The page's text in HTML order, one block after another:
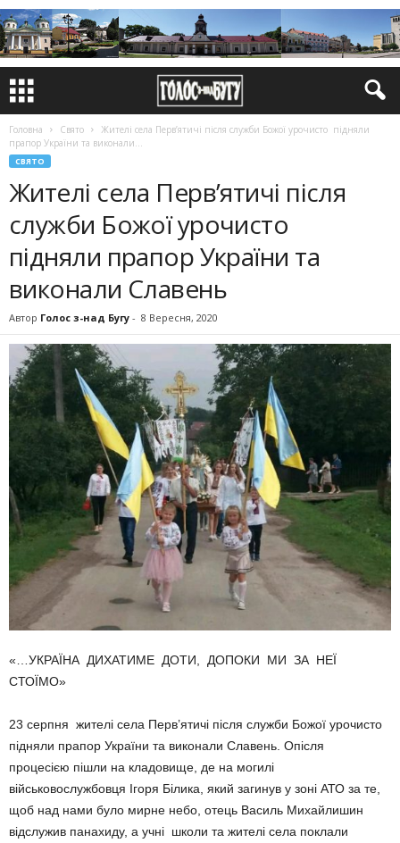
Головна Свято
Жителі села Перв’ятичі після служби Божої урочисто підняли
прапор України та виконали...
СВЯТО
Жителі села Перв’ятичі після
служби Божої урочисто
підняли прапор України та
виконали Славень
Автор Голос з-над Бугу - 8 Вересня, 2020
«…УКРАЇНА ДИХАТИМЕ ДОТИ, ДОПОКИ МИ ЗА НЕЇ
СТОЇМО»
23 серпня жителі села Перв’ятичі після служби Божої урочисто
підняли прапор України та виконали Славень. Опісля
процесією пішли на кладовище, де на могилі
військовослужбовця Ігоря Білика, який загинув у зоні АТО за те,
щоб над нами було мирне небо, отець Василь Михайлишин
відслужив панахиду, а учні школи та жителі села поклали